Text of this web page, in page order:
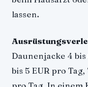
lassen.
Daunenjacke 4 bis
bis 5 EUR pro